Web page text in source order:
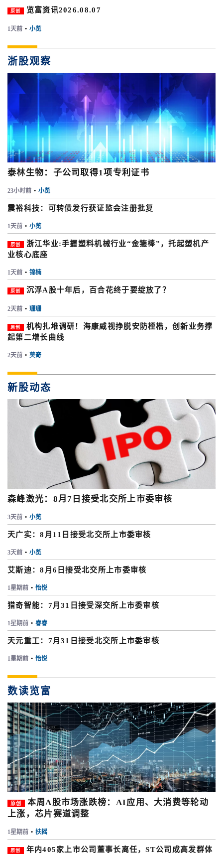
原创 览富资讯2026.08.07
1天前 • 小览
浙股观察
泰林生物：子公司取得1项专利证书
23小时前 • 小览
震裕科技：可转债发行获证监会注册批复
1天前 • 小览
原创
浙江华业:手握塑料机械行业“金箍棒”，托起塑机产
业核心底座
1天前 • 锦楠
原创 沉浮A股十年后，百合花终于要绽放了？
2天前 • 珊珊
原创
机构扎堆调研！海康威视挣脱安防桎梏，创新业务撑
起第二增长曲线
2天前 • 莫奇
新股动态
森峰激光：8月7日接受北交所上市委审核
3天前 • 小览
天广实：8月11日接受北交所上市委审核
3天前 • 小览
艾斯迪：8月6日接受北交所上市委审核
1星期前 • 怡悦
猎奇智能：7月31日接受深交所上市委审核
1星期前 • 睿睿
天元重工：7月31日接受北交所上市委审核
1星期前 • 怡悦
数读览富
原创
本周A股市场涨跌榜：AI应用、大消费等轮动
上涨，芯片赛道调整
1星期前 • 扶摇
原创 年内405家上市公司董事长离任，ST公司成高发群体